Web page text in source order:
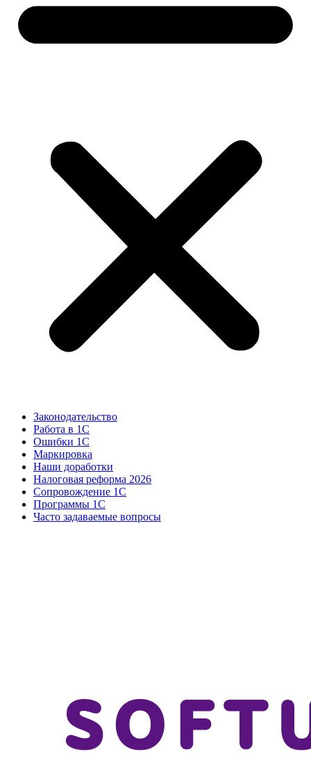
Законодательство
Работа в 1С
Ошибки 1С
Маркировка
Наши доработки
Налоговая реформа 2026
Сопровождение 1С
Программы 1С
Часто задаваемые вопросы